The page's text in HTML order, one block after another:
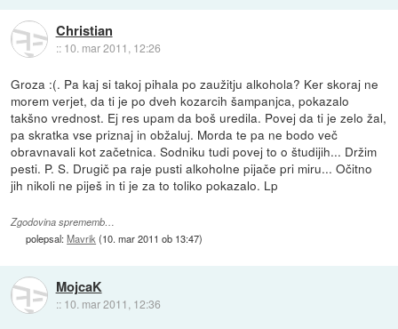
Christian
:: 10. mar 2011, 12:26
Groza :(. Pa kaj si takoj pihala po zaužitju alkohola? Ker skoraj ne
morem verjet, da ti je po dveh kozarcih šampanjca, pokazalo
takšno vrednost. Ej res upam da boš uredila. Povej da ti je zelo žal,
pa skratka vse priznaj in obžaluj. Morda te pa ne bodo več
obravnavali kot začetnica. Sodniku tudi povej to o študijih... Držim
pesti. P. S. Drugič pa raje pusti alkoholne pijače pri miru... Očitno
jih nikoli ne piješ in ti je za to toliko pokazalo. Lp
Zgodovina sprememb…
polepsal:Mavrik (10. mar 2011 ob 13:47)
MojcaK
:: 10. mar 2011, 12:36